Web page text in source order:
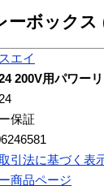
ーボックス
エイ
200V用パワー
保証
引法に基づく表
商品ページ